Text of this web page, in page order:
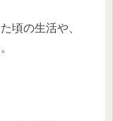
頃の生活や、